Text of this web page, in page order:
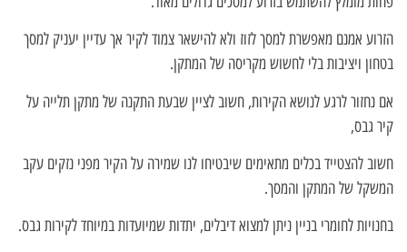
הזרוע אמנם מאפשרת למסך לזוז ולא להישאר צמוד לקיר אך עדיין יעניק למסך
בטחון ויציבות בלי לחשוש מקריסה של המתקן.
אם נחזור לרגע לנושא הקירות, חשוב לציין שבעת התקנה של מתקן תלייה על
קיר גבס,
חשוב להצטייד בכלים מתאימים שיבטיחו לנו שמירה על הקיר מפני נזקים עקב
המשקל של המתקן והמסך.
בחנויות לחומרי בניין ניתן למצוא דיבלים, יתדות שמיועדות במיוחד לקירות גבס.